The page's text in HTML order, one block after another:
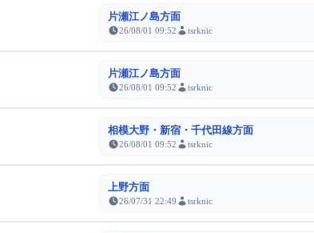
片瀬江ノ島方面
26/08/01 09:52 tsrknic
片瀬江ノ島方面
26/08/01 09:52 tsrknic
相模大野・新宿・千代田線方面
26/08/01 09:52 tsrknic
上野方面
26/07/31 22:49 tsrknic